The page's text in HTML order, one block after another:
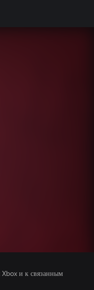
Xbox и к связанным